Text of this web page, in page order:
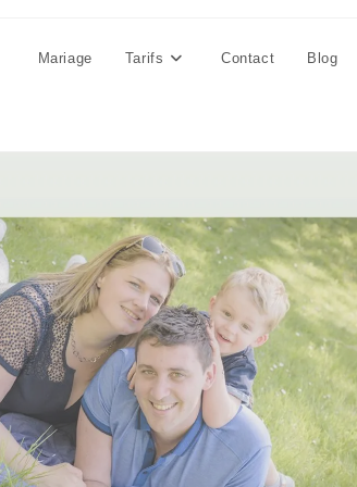
Mariage Tarifs Contact Blog